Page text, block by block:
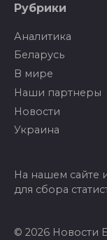
Рубрики
Аналитика
Беларусь
В мире
Наши партнеры
Новости
Украина
На нашем сайте
для сбора
© 2026 Новости